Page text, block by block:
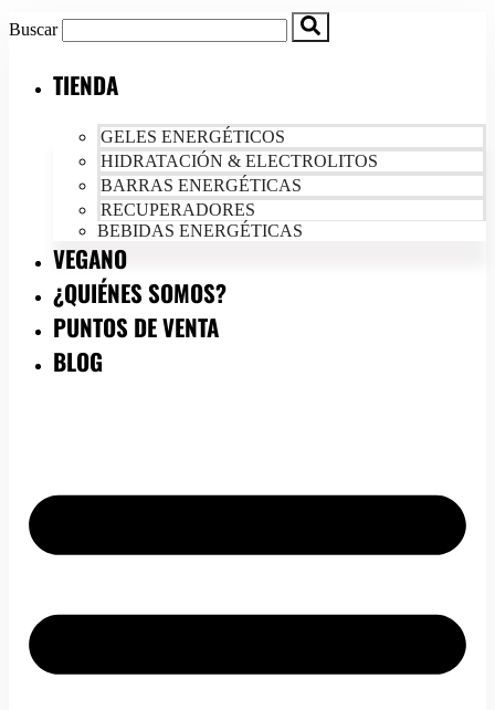
Buscar
TIENDA
GELES ENERGÉTICOS
HIDRATACIÓN & ELECTROLITOS
BARRAS ENERGÉTICAS
RECUPERADORES
BEBIDAS ENERGÉTICAS
VEGANO
¿QUIÉNES SOMOS?
PUNTOS DE VENTA
BLOG